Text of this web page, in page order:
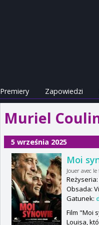
Premiery Zapowiedzi
Muriel
5 września 2025
Moi
Jouer avec le
Obsada:
Gatunek:
Film "Moi
Louisa,